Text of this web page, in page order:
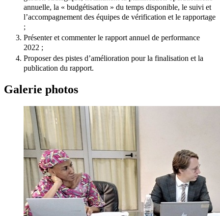
annuelle, la « budgétisation » du temps disponible, le suivi et
l’accompagnement des équipes de vérification et le rapportage
;
Présenter et commenter le rapport annuel de performance
2022 ;
Proposer des pistes d’amélioration pour la finalisation et la
publication du rapport.
Galerie photos